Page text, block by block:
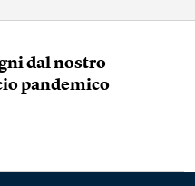
dal nostro
pandemico